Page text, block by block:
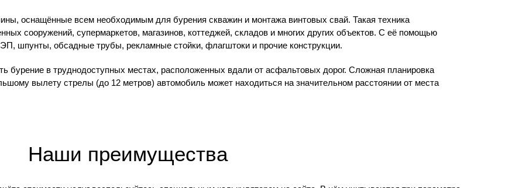
оснащённые всем необходимым для бурения скважин и монтажа винтовых свай. Такая техника
сооружений, супермаркетов, магазинов, коттеджей, складов и многих других объектов. С её помощью
шпунты, обсадные трубы, рекламные стойки, флагштоки и прочие конструкции.
бурение в труднодоступных местах, расположенных вдали от асфальтовых дорог. Сложная планировка
вылету стрелы (до 12 метров) автомобиль может находиться на значительном расстоянии от места
Наши преимущества